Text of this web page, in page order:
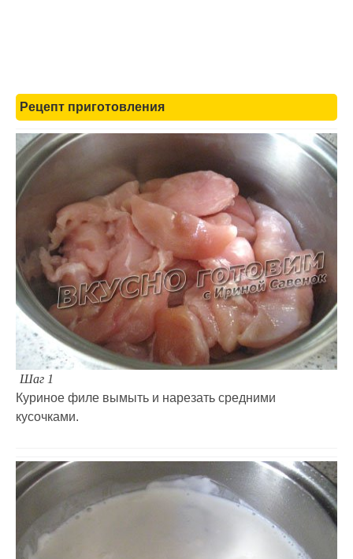
Рецепт приготовления
Шаг 1
Куриное филе вымыть и нарезать средними
кусочками.